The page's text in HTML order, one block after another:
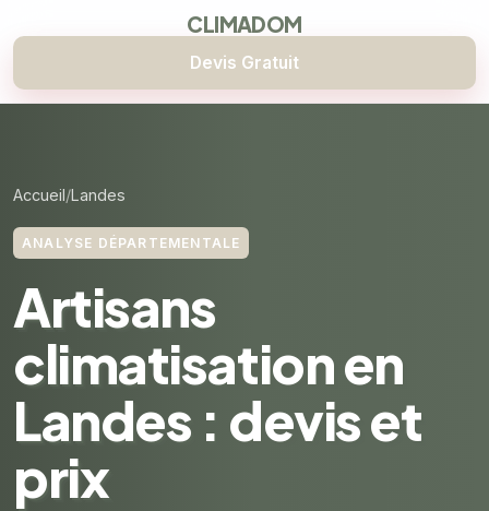
CLIMADOM
Devis Gratuit
Accueil Landes
ANALYSE DÉPARTEMENTALE
Artisans
climatisation en
Landes : devis et
prix